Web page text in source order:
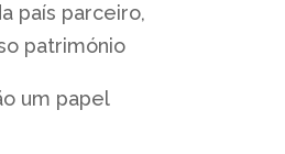
país parceiro,
património
um papel